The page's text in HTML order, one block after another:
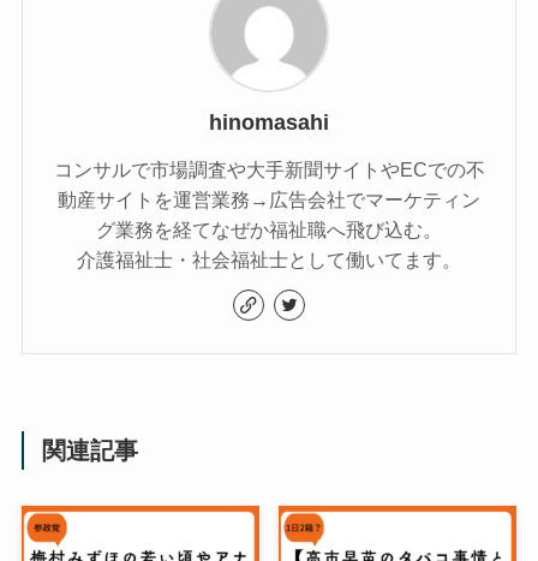
hinomasahi
コンサルで市場調査や大手新聞サイトやECでの不
動産サイトを運営業務→広告会社でマーケティン
グ業務を経てなぜか福祉職へ飛び込む。
介護福祉士・社会福祉士として働いてます。
関連記事